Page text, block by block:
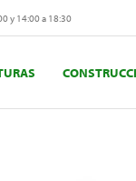
y 14:00 a 18:30